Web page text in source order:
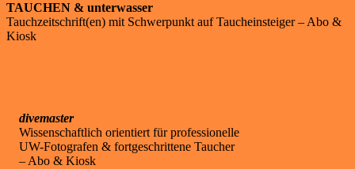
TAUCHEN & unterwasser
Tauchzeitschrift(en) mit Schwerpunkt auf Taucheinsteiger – Abo &
Kiosk
divemaster
Wissenschaftlich orientiert für professionelle
UW-Fotografen & fortgeschrittene Taucher
– Abo & Kiosk